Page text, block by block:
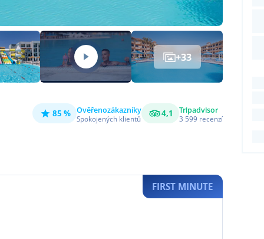
+33
85 % Ověřenozákazníky
Spokojených klientů 4,1 Tripadvisor
3 599 recenzí
FIRST MINUTE